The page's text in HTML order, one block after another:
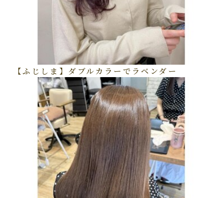
【ふじしま】ダブルカラーでラベンダー